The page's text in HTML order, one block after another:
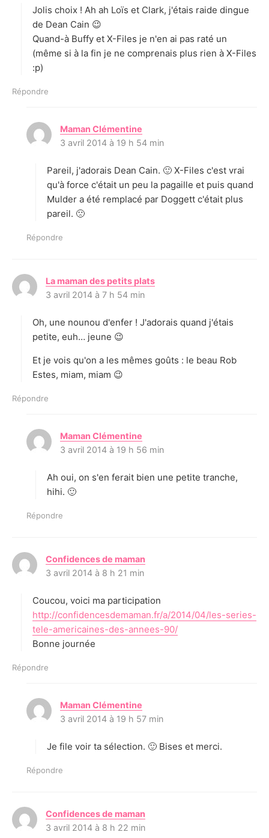
:
Jolis choix ! Ah ah Loïs et Clark, j'étais raide dingue
de Dean Cain 😉
Quand-à Buffy et X-Files je n'en ai pas raté un
(même si à la fin je ne comprenais plus rien à X-Files
:p)
Répondre
Maman Clémentine
i
:
3 avril 2014 à 19 h 54 min
Pareil, j'adorais Dean Cain. 🙂 X-Files c'est vrai
qu'à force c'était un peu la pagaille et puis quand
Mulder a été remplacé par Doggett c'était plus
pareil. 🙁
Répondre
La maman des petits plats
:
3 avril 2014 à 7 h 54 min
Oh, une nounou d'enfer ! J'adorais quand j'étais
petite, euh… jeune 😉
Et je vois qu'on a les mêmes goûts : le beau Rob
Estes, miam, miam 😉
Répondre
Maman Clémentine
i
:
3 avril 2014 à 19 h 56 min
Ah oui, on s'en ferait bien une petite tranche,
hihi. 🙂
Répondre
Confidences de maman
:
3 avril 2014 à 8 h 21 min
Coucou, voici ma participation
http://confidencesdemaman.fr/a/2014/04/les-series-
tele-americaines-des-annees-90/
Bonne journée
Répondre
Maman Clémentine
i
:
3 avril 2014 à 19 h 57 min
Je file voir ta sélection. 🙂 Bises et merci.
Répondre
Confidences de maman
3 avril 2014 à 8 h 22 min